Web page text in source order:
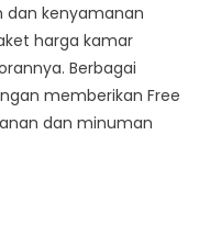
dan kenyamanan
harga kamar
Berbagai
memberikan Free
dan minuman